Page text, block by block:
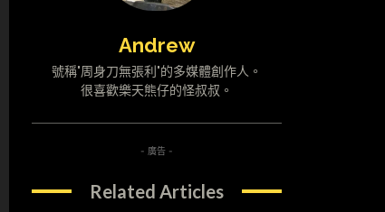
Andrew
號稱"周身刀無張利"的多媒體創作人。
很喜歡樂天熊仔的怪叔叔。
- 廣告 -
Related Articles